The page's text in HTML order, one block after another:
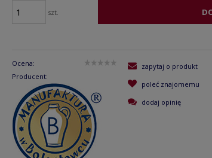
szt.
Ocena:
Producent:
zapytaj o produkt
poleć znajomemu
dodaj opinię